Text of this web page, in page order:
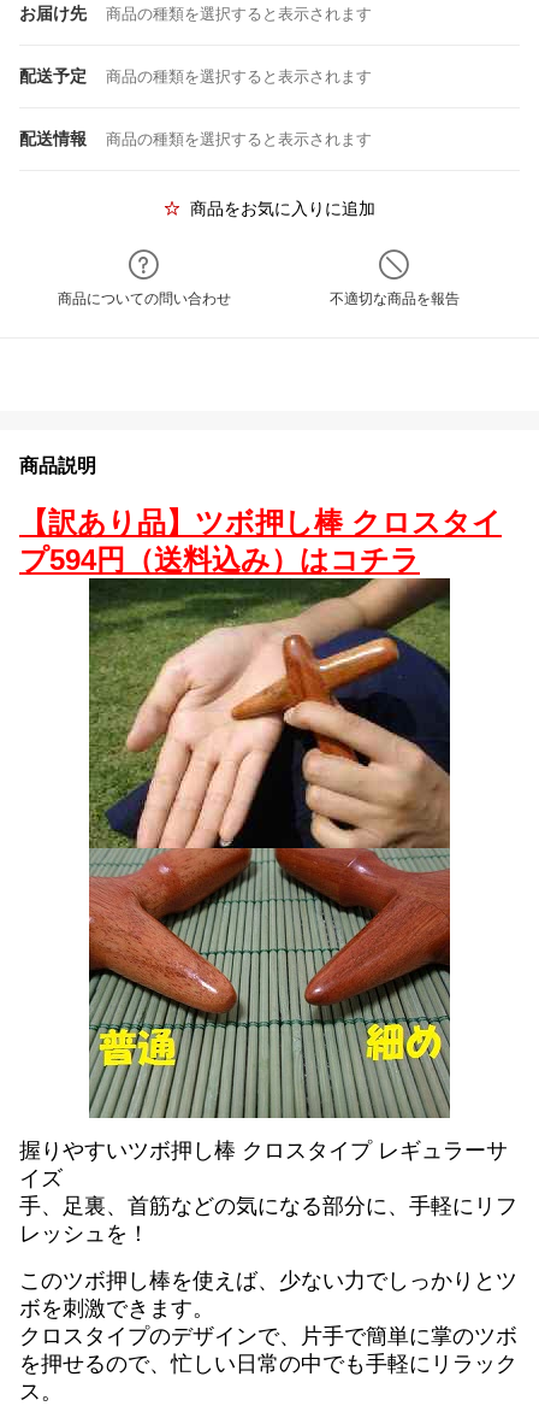
お届け先 商品の種類を選択すると表示されます
配送予定 商品の種類を選択すると表示されます
配送情報 商品の種類を選択すると表示されます
商品をお気に入りに追加
商品についての問い合わせ 不適切な商品を報告
商品説明
【訳あり品】ツボ押し棒 クロスタイ
プ594円（送料込み）はコチラ
握りやすいツボ押し棒 クロスタイプ レギュラーサ
イズ
手、足裏、首筋などの気になる部分に、手軽にリフ
レッシュを！
このツボ押し棒を使えば、少ない力でしっかりとツ
ボを刺激できます。
クロスタイプのデザインで、片手で簡単に掌のツボ
を押せるので、忙しい日常の中でも手軽にリラック
ス。